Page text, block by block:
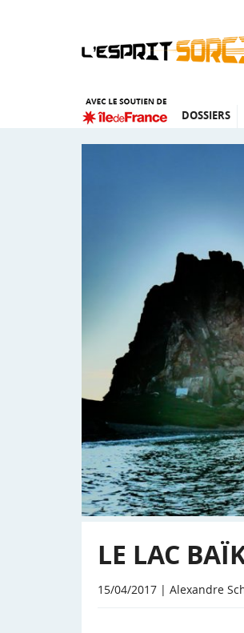
DOSSIERS
LE LAC
15/04/2017 | Alexandre